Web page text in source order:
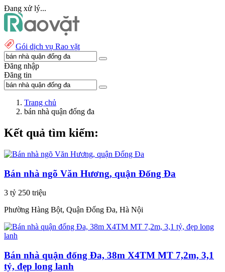
Đang xử lý...
Gói dịch vụ Rao vặt
Đăng nhập
Đăng tin
Trang chủ
bán nhà quận đống đa
Kết quả tìm kiếm:
Bán nhà ngõ Văn Hương, quận Đống Đa
3 tỷ 250 triệu
Phường Hàng Bột, Quận Đống Đa, Hà Nội
Bán nhà quận đống Đa, 38m X4TM MT 7,2m, 3,1
tỷ, đẹp long lanh